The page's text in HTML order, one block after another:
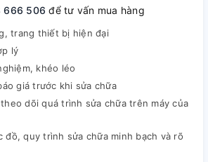
666 506 để tư vấn mua hàng
trang thiết bị hiện đại
lý
khéo léo
giá trước khi sửa chữa
dõi quá trình sửa chữa trên máy của
đồ, quy trình sửa chữa minh bạch và rõ